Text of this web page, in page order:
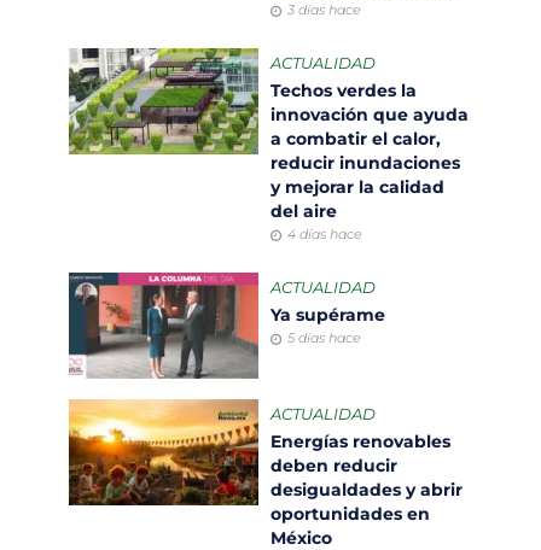
3 días hace
ACTUALIDAD
Techos verdes la
innovación que ayuda
a combatir el calor,
reducir inundaciones
y mejorar la calidad
del aire
4 días hace
ACTUALIDAD
Ya supérame
5 días hace
ACTUALIDAD
Energías renovables
deben reducir
desigualdades y abrir
oportunidades en
México